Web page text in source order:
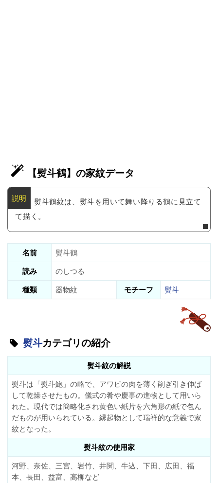
【熨斗鶴】の家紋データ
熨斗鶴紋は、熨斗を用いて舞い降りる鶴に見立て
て描く。
名前
熨斗鶴
読み
のしつる
種類
器物紋 モチーフ 熨斗
熨斗カテゴリの紹介
熨斗紋の解説
熨斗は「熨斗鮑」の略で、アワビの肉を薄く削ぎ引き伸ば
して乾燥させたもの。儀式の肴や慶事の進物として用いら
れた。現代では簡略化され黄色い紙片を六角形の紙で包ん
だものが用いられている。縁起物として瑞祥的な意義で家
紋となった。
熨斗紋の使用家
河野、奈佐、三宮、岩竹、井関、牛込、下田、広田、福
本、長田、益富、高柳など